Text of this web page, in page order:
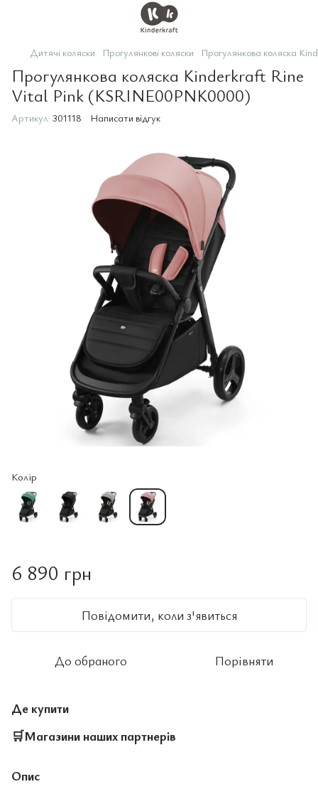
Дитячі коляски Прогулянкові коляски Прогулянкова коляска
Прогулянкова коляска Kinderkraft Rine
Vital Pink (KSRINE00PNK0000)
Артикул: 301118 Написати відгук
Колір
6 890 грн
Повідомити, коли з'явиться
До обраного Порівняти
Де купити
🛒Магазини наших партнерів
Опис